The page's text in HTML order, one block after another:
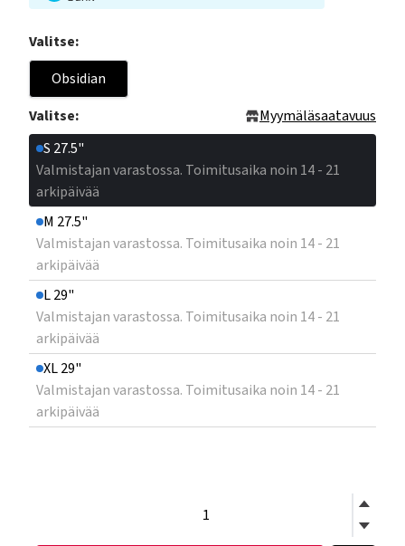
Valitse:
Obsidian
Valitse:
Myymäläsaatavuus
S 27.5"
Valmistajan varastossa. Toimitusaika noin 14 - 21
arkipäivää
M 27.5"
Valmistajan varastossa. Toimitusaika noin 14 - 21
arkipäivää
L 29"
Valmistajan varastossa. Toimitusaika noin 14 - 21
arkipäivää
XL 29"
Valmistajan varastossa. Toimitusaika noin 14 - 21
arkipäivää